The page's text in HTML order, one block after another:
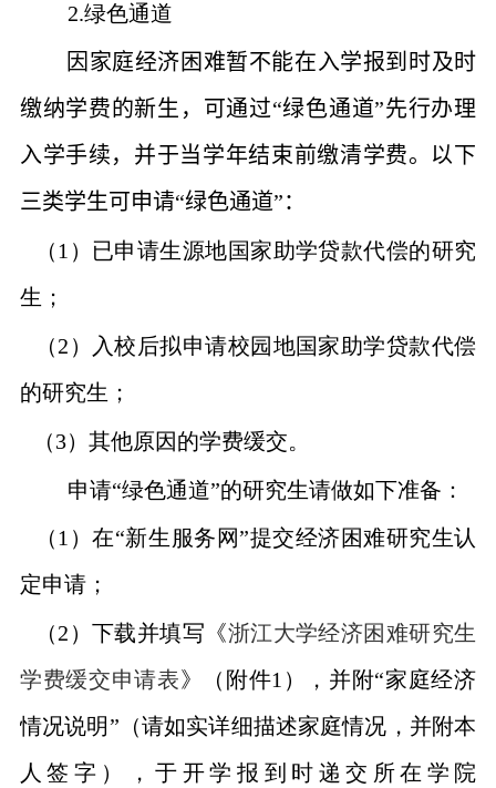
2.绿色通道
因家庭经济困难暂不能在入学报到时及时
缴纳学费的新生，可通过“绿色通道”先行办理
入学手续，并于当学年结束前缴清学费。 以下
三类学生可申请“绿色通道”：
（1 ）已申请生源地国家助学贷款代偿的研究
生；
（2 ）入校后拟申请校园地国家助学贷款代偿
的研究生；
（3）其他原因的学费缓交。
申请“绿色通道”的研究生请做如下准备：
（1 ）在“新生服务网”提交经济困难研究生认
定申请；
（2 ）下载并填写《浙江大学经济困难研究生
学费缓交申请表》（附件1 ），并附“家庭经济
情况说明”（请如实详细描述家庭情况，并附本
人签字），于开学报到时递交所在学院